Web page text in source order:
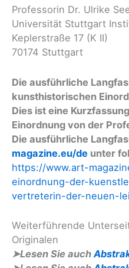
Professorin Dr. Ulrike
Universität Stuttgart
Keplerstraße 17 (K II)
70174 Stuttgart
Die ausführliche
kunsthistorischen
Dies ist eine
Einordnung von der
Die ausführliche
magazine.eu/de unter
https://www.art-
einordnung-der-
vertreterin-der-neuen-
Weiterführende
Originalen
➤Lesen Sie auch